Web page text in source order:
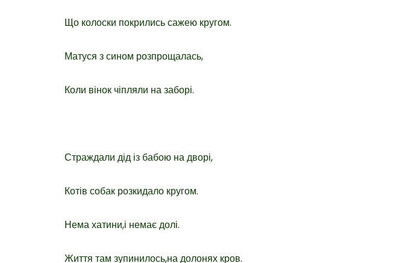
Що колоски покрились сажею кругом.
Матуся з сином розпрощалась,
Коли вінок чіпляли на заборі.
Страждали дід із бабою на дворі,
Котів собак розкидало кругом.
Нема хатини,і немає долі.
Життя там зупинилось,на долонях кров.